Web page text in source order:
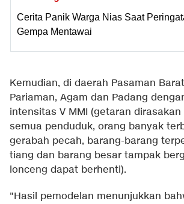
Cerita Panik Warga Nias Saat
Gempa Mentawai
Kemudian, di daerah Pasaman
Pariaman, Agam dan Padang
intensitas V MMI (getaran
semua penduduk, orang banyak
gerabah pecah, barang-barang
tiang dan barang besar tampak
lonceng dapat berhenti).
"Hasil pemodelan menunjukkan